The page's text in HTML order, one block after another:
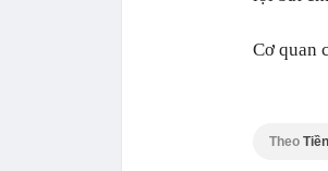
Cơ quan
Theo